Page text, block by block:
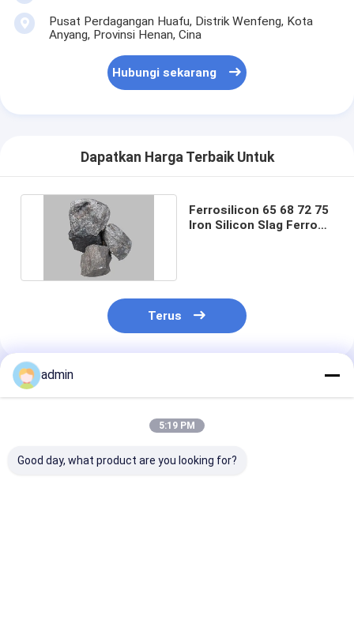
Pusat Perdagangan Huafu, Distrik Wenfeng, Kota
Anyang, Provinsi Henan, Cina
Hubungi sekarang
Dapatkan Harga Terbaik Untuk
Ferrosilicon 65 68 72 75
Iron Silicon Slag Ferro
Terus
Rekomendasi Produk
admin
5:19 PM
Good day, what product are you looking for?